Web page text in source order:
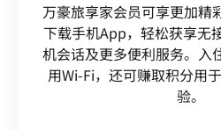
万豪旅享家会员可享更加精
下载手机App，轻松获享无
机会话及更多便利服务。入
用Wi-Fi，还可赚取积分用
验。